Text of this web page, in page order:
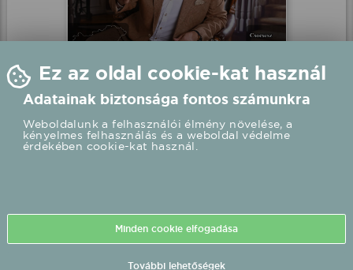
Csocsesz élő koncert
Elek, Elek
2026.08.02 18:00 UTC+2